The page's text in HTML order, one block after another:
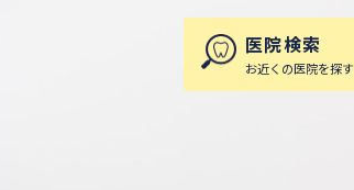
医院検索
お近くの医院を探す